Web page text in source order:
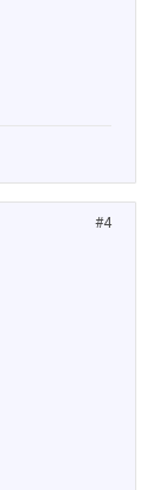
#4